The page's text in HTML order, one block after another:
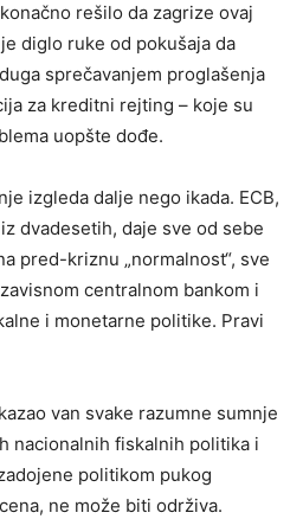
rešilo da zagrize ovaj
diglo ruke od pokušaja da
sprečavanjem proglašenja
za kreditni rejting – koje su
uopšte dođe.
izgleda dalje nego ikada. ECB,
dvadesetih, daje sve od sebe
pred-kriznu „normalnost“, sve
centralnom bankom i
i monetarne politike. Pravi
van svake razumne sumnje
nacionalnih fiskalnih politika i
politikom pukog
ne može biti održiva.